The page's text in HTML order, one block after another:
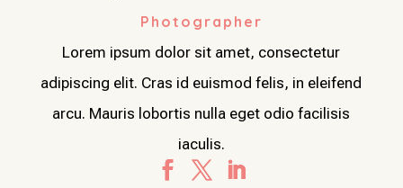
Photographer
Lorem ipsum dolor sit amet, consectetur
adipiscing elit. Cras id euismod felis, in eleifend
arcu. Mauris lobortis nulla eget odio facilisis
iaculis.